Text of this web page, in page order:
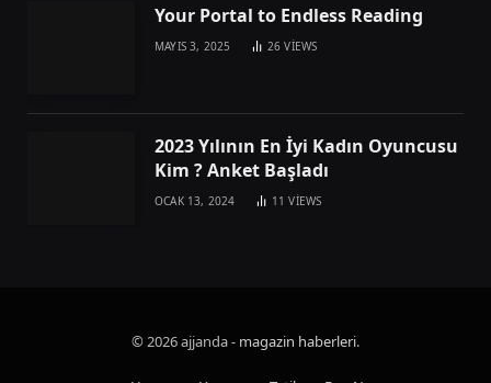
Your Portal to Endless Reading
MAYIS 3, 2025 26VIEWS
2023 Yılının En İyi Kadın Oyuncusu
Kim ? Anket Başladı
OCAK 13, 2024 11VIEWS
© 2026 ajjanda - magazin haberleri.